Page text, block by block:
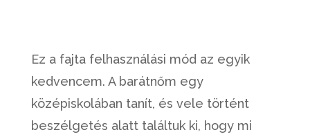
Ez a fajta felhasználási mód az egyik
kedvencem. A barátnőm egy
középiskolában tanít, és vele történt
beszélgetés alatt találtuk ki, hogy mi